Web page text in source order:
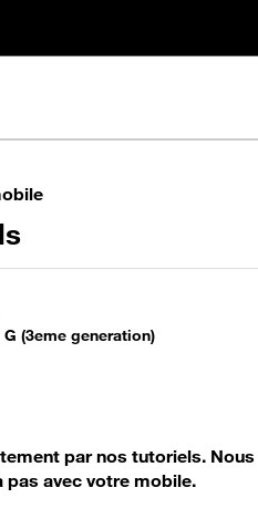
pour votre
par nos tutoriels. Nous
avec votre mobile.
(3eme generation)
Moto G (3eme generation) ou
sélectionné